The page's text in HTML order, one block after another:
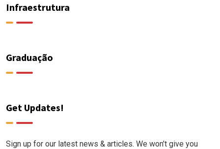
Infraestrutura
Graduação
Get Updates!
Sign up for our latest news & articles. We won’t give you